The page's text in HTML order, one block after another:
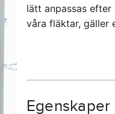
lätt anpassas
våra fläktar, gäller
Egenskaper